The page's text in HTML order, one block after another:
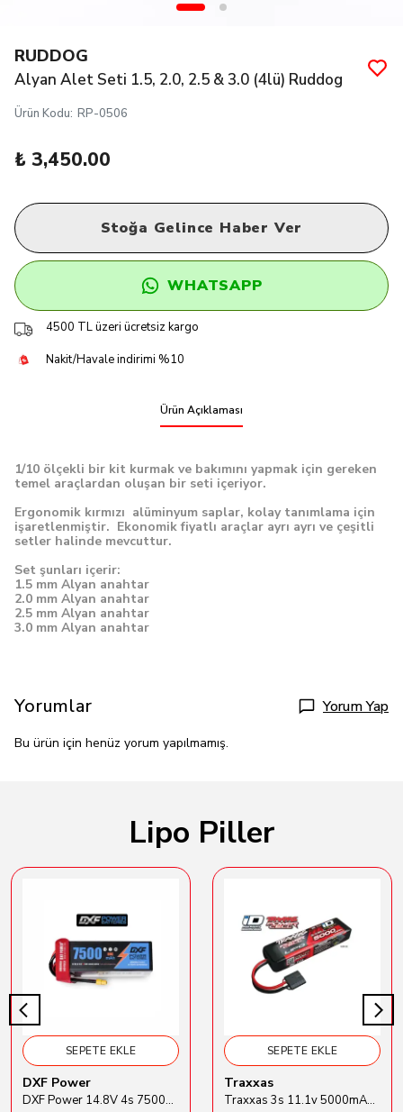
RUDDOG
Alyan Alet Seti 1.5, 2.0, 2.5 & 3.0 (4lü) Ruddog
Ürün Kodu: RP-0506
₺ 3,450.00
Stoğa Gelince Haber Ver
WHATSAPP
4500 TL üzeri ücretsiz kargo
Nakit/Havale indirimi %10
Ürün Açıklaması
1/10 ölçekli bir kit kurmak ve bakımını yapmak için gereken
temel araçlardan oluşan bir seti içeriyor.
Ergonomik kırmızı alüminyum saplar, kolay tanımlama için
işaretlenmiştir. Ekonomik fiyatlı araçlar ayrı ayrı ve çeşitli
setler halinde mevcuttur.
Set şunları içerir:
1.5 mm Alyan anahtar
2.0 mm Alyan anahtar
2.5 mm Alyan anahtar
3.0 mm Alyan anahtar
Yorumlar Yorum Yap
Bu ürün için henüz yorum yapılmamış.
Lipo Piller
SEPETE EKLE
DXF Power
DXF Power 14.8V 4s 7500mAh 80C Hardcase Lipo Batarya
SEPETE EKLE
Traxxas
Traxxas 3s 11.1v 5000mAh Lipo Batarya (TRX 2872X)